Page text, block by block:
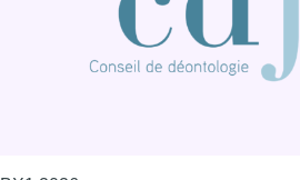
Consulter page Instagram